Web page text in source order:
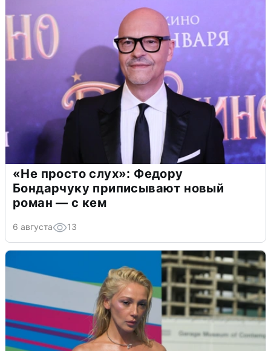
«Не просто слух»: Федору
Бондарчуку приписывают новый
роман — с кем
6 августа 13